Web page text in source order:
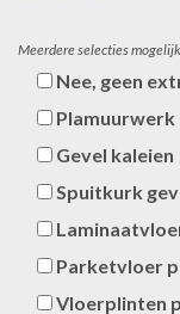
Meerdere selecties
Nee, geen
Plamuurwerk
Gevel kaleien
Spuitkurk
Parketvloer
Vloerplinten